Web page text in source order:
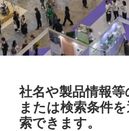
社名や製品情報等
または検索条件
索できます。